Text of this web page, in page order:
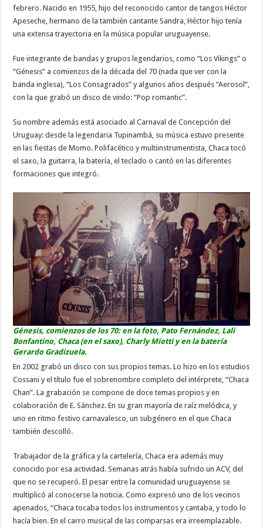
febrero. Nacido en 1955, hijo del reconocido cantor de tangos Héctor
Apeseche, hermano de la también cantante Sandra, Héctor hijo tenía
una extensa trayectoria en la música popular uruguayense.
Fue integrante de bandas y grupos legendarios, como “Los Vikings” o
“Génesis” a comienzos de la década del 70 (nada que ver con la
banda inglesa), “Los Consagrados” y algunos años después “Aerosol”,
con la que grabó un disco de vinilo: “Pop romantic”.
Su nombre además está asociado al Carnaval de Concepción del
Uruguay: desde la legendaria Tupinambá, su música estuvo presente
en las fiestas de Momo. Polifacético y multiinstrumentista, Chaca tocó
el saxo, la guitarra, la batería, el teclado o cantó en las diferentes
formaciones que integró.
Génesis, comienzos de los 70: en la foto, Pato Fernández, Lali
Bonfantino, Chaca (en el saxo), Charly Miotti y en la batería
Gerardo Gradizuela.
En 2002 grabó un disco con sus propios temas. Lo hizo en los estudios
Cossani y el título fue el sobrenombre completo del intérprete, “Chaca
Chan”. La grabación se compone de doce temas propios y en
colaboración de E. Sánchez. En su gran mayoría de raíz melódica, y
uno en ritmo festivo carnavalesco, un subgénero en el que Chaca
también descolló.
Trabajador de la gráfica y la cartelería, Chaca era además muy
conocido por esa actividad. Semanas atrás había sufrido un ACV, del
que no se recuperó. El pesar entre la comunidad uruguayense se
multiplicó al conocerse la noticia. Como expresó uno de los vecinos
apenados, “Chaca tocaba todos los instrumentos y cantaba, y todo lo
hacía bien. En el carro musical de las comparsas era irreemplazable.